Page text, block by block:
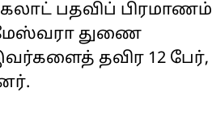
பதவிப் பிரமாணம்
துணை
தவிர 12 பேர்,